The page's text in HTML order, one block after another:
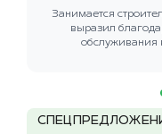
Занимается
выразил
обслуживания